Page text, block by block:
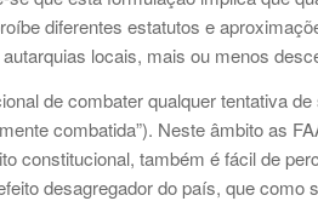
diferentes estatutos e
locais, mais ou menos
de combater qualquer tentativa
combatida”). Neste âmbito as
constitucional, também é fácil de
desagregador do país, que